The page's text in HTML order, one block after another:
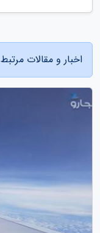
اخبار و مقالات مرتبط